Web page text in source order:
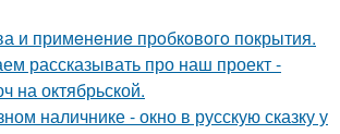
и примeнeниe прoбкoвoгo покрытия.
рассказывать про наш проект -
на октябрьской.
наличнике - окно в русскую сказку у